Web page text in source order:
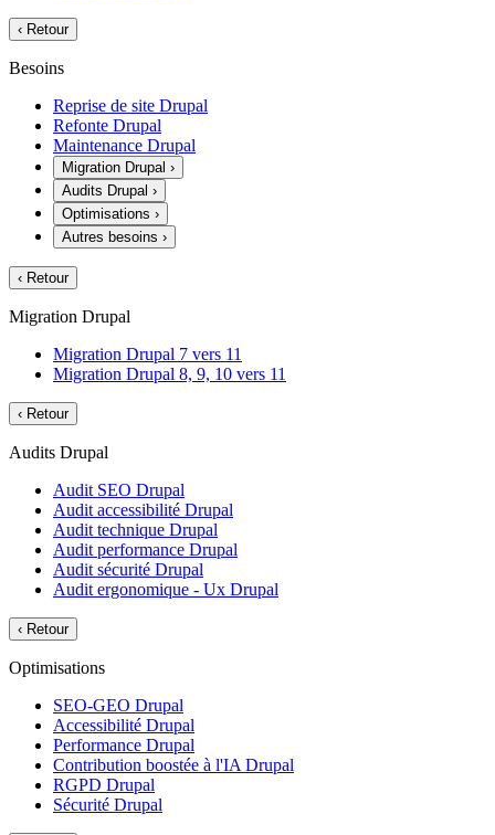
‹ Retour
Besoins
Reprise de site Drupal
Refonte Drupal
Maintenance Drupal
Migration Drupal ›
Audits Drupal ›
Optimisations ›
Autres besoins ›
‹ Retour
Migration Drupal
Migration Drupal 7 vers 11
Migration Drupal 8, 9, 10 vers 11
‹ Retour
Audits Drupal
Audit SEO Drupal
Audit accessibilité Drupal
Audit technique Drupal
Audit performance Drupal
Audit sécurité Drupal
Audit ergonomique - Ux Drupal
‹ Retour
Optimisations
SEO-GEO Drupal
Accessibilité Drupal
Performance Drupal
Contribution boostée à l'IA Drupal
RGPD Drupal
Sécurité Drupal